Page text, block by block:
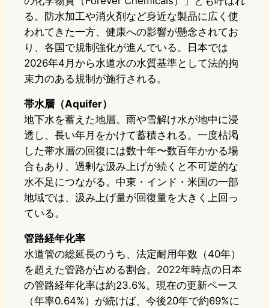
る。防水加工や消火剤など身近な製品に広く使
われてきた一方、健康への影響が懸念されてお
り、各国で規制強化が進んでいる。日本では
2026年4月から水道水の水質基準として法的拘
束力のある規制が施行される。
帯水層（Aquifer）
地下水を蓄えた地層。雨や雪解け水が地中に浸
透し、長い年月をかけて蓄積される。一度枯渇
した帯水層の回復には数十年〜数百年かかる場
合もあり、過剰な汲み上げが続くと不可逆的な
水不足につながる。中東・インド・米国の一部
地域では、汲み上げ量が回復量を大きく上回っ
ている。
管路経年化率
水道管の総延長のうち、法定耐用年数（40年）
を超えた管路が占める割合。2022年時点の日本
の管路経年化率は約23.6%。現在の更新ペース
（年率0.64%）が続けば、今後20年で約69%に